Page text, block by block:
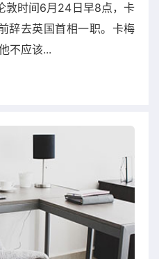
敦时间6月24日早8点，卡
辞去英国首相一职。卡梅
不应该...